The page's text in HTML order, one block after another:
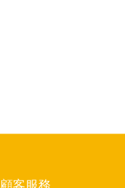
顧客服務